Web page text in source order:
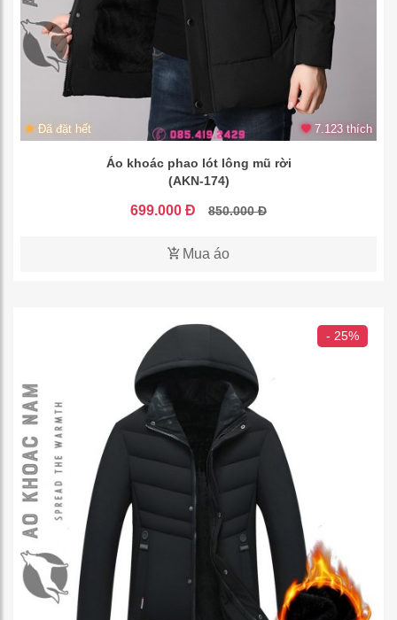
Đã đặt hết 7.123 thích
Áo khoác phao lót lông mũ rời
(AKN-174)
699.000 Đ 850.000 Đ
Mua áo
- 25%